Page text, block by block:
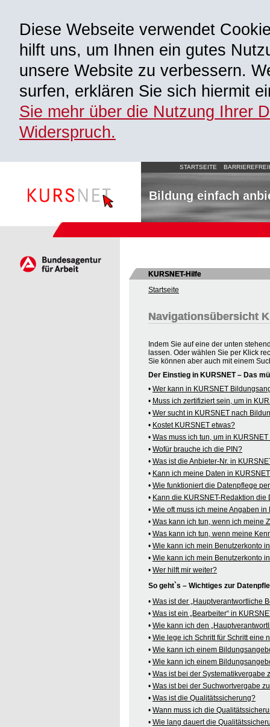
Diese Webseite verwendet
hilft uns, um Ihnen ein gutes
unsere Website zu verbessern.
surfen, erklären Sie sich hiermit
Sie mehr über die Nutzung Ihrer
Widerspruch.
STARTSEITE
Bildung einfach
KURSNET-Hilfe
Startseite
Navigationsübersicht
Indem Sie auf eine der unten
lassen. Oder wählen Sie per Klick
Sie können aber auch mit einem
Der Einstieg in KURSNET – Das
• Wer kann in KURSNET
• Muss ich zertifiziert sein, um in
• Wer sucht in KURSNET nach
• Kostet KURSNET etwas?
• Was muss ich tun, um in
• Wofür brauche ich die PIN?
• Was ist die Anbieter-Nr. in
• Kann ich meine Daten in
• Wie funktioniert die Datenpflege
• Kann die KURSNET-Redaktion
• Wie oft muss ich meine Angaben
• Was kann ich tun, wenn ich meine
• Was kann ich tun, wenn meine
• Wie kann ich mein Benutzerkonto
• Wie kann ich mein Benutzerkonto
• Wer hilft mir weiter?
So geht`s – Wichtiges zur
• Was ist der „Hauptverantwortliche
• Was ist ein „Bearbeiter“ in
• Wie kann ich den
• Wie lege ich Schritt für Schritt eine
• Wie kann ich einem
• Wie kann ich einem
• Was ist bei der Systematikvergabe
• Was ist bei der Suchwortvergabe
• Was ist die Qualitätssicherung?
• Wann muss ich die
• Wie lang dauert die